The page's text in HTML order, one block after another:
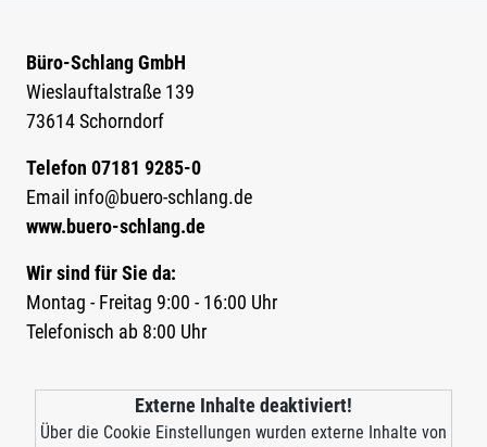
Büro-Schlang GmbH
Wieslauftalstraße 139
73614 Schorndorf
Telefon 07181 9285-0
Email info@buero-schlang.de
www.buero-schlang.de
Wir sind für Sie da:
Montag - Freitag 9:00 - 16:00 Uhr
Telefonisch ab 8:00 Uhr
Externe Inhalte deaktiviert!
Über die Cookie Einstellungen wurden externe Inhalte von